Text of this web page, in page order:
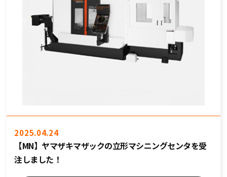
2025.04.24
【MN】ヤマザキマザックの立形マシニングセンタを受
注しました！